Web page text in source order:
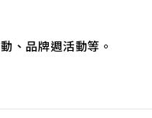
、品牌週活動等。